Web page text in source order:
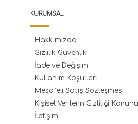
KURUMSAL
Hakkımızda
Gizlilik Güvenlik
İade ve Değişim
Kullanım Koşulları
Mesafeli Satış Sözleşmesi
Kişisel Verilerin Gizliliği Kanunu
İletişim